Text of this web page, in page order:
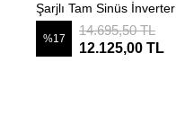
Şarjlı Tam Sinüs İnverter
%17
14.695,50 TL
12.125,00 TL